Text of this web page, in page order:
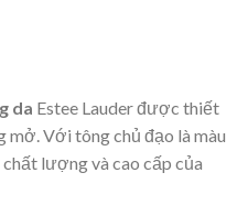
da Estee Lauder được thiết
mở. Với tông chủ đạo là màu
lượng và cao cấp của